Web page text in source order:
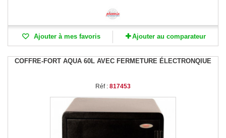
Ajouter à mes favoris Ajouter au comparateur
COFFRE-FORT AQUA 60L AVEC FERMETURE ÉLECTRONQIUE
Réf : 817453